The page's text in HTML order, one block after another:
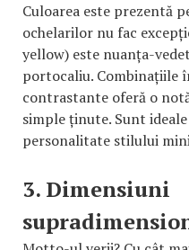
Culoarea este prezentă
ochelarilor nu fac
yellow) este nuanța-
portocaliu. Combinațiile
contrastante oferă o
simple ținute. Sunt
personalitate stilului
3. Dimensiuni